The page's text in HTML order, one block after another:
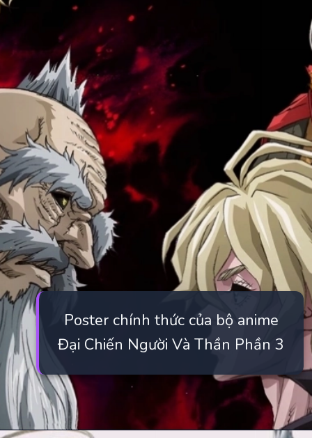
Poster chính thức của bộ anime
Đại Chiến Người Và Thần Phần 3